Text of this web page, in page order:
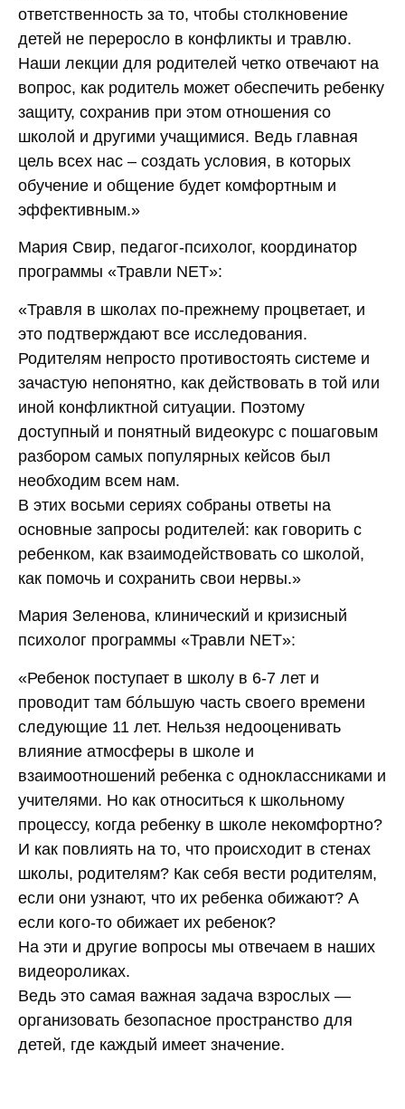
ответственность за то, чтобы столкновение
детей не переросло в конфликты и травлю.
Наши лекции для родителей четко отвечают на
вопрос, как родитель может обеспечить ребенку
защиту, сохранив при этом отношения со
школой и другими учащимися. Ведь главная
цель всех нас – создать условия, в которых
обучение и общение будет комфортным и
эффективным.»
Мария Свир, педагог-психолог, координатор
программы «Травли NET»:
«Травля в школах по-прежнему процветает, и
это подтверждают все исследования.
Родителям непросто противостоять системе и
зачастую непонятно, как действовать в той или
иной конфликтной ситуации. Поэтому
доступный и понятный видеокурс с пошаговым
разбором самых популярных кейсов был
необходим всем нам.
В этих восьми сериях собраны ответы на
основные запросы родителей: как говорить с
ребенком, как взаимодействовать со школой,
как помочь и сохранить свои нервы.»
Мария Зеленова, клинический и кризисный
психолог программы «Травли NET»:
«Ребенок поступает в школу в 6-7 лет и
проводит там бóльшую часть своего времени
следующие 11 лет. Нельзя недооценивать
влияние атмосферы в школе и
взаимоотношений ребенка с одноклассниками и
учителями. Но как относиться к школьному
процессу, когда ребенку в школе некомфортно?
И как повлиять на то, что происходит в стенах
школы, родителям? Как себя вести родителям,
если они узнают, что их ребенка обижают? А
если кого-то обижает их ребенок?
На эти и другие вопросы мы отвечаем в наших
видеороликах.
Ведь это самая важная задача взрослых —
организовать безопасное пространство для
детей, где каждый имеет значение.